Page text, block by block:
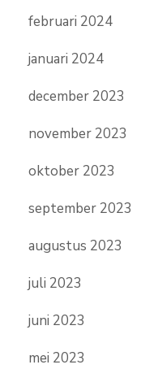
februari 2024
januari 2024
december 2023
november 2023
oktober 2023
september 2023
augustus 2023
juli 2023
juni 2023
mei 2023